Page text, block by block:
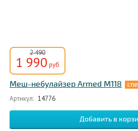
2 490
1 990 руб
Меш-небулайзер Armed M118
Артикул: 14776